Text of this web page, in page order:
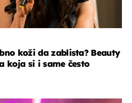
koži da zablista? Beauty
koja si i same često